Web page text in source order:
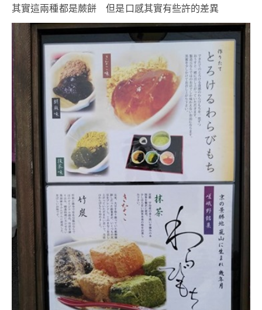
其實這兩種都是蕨餅 但是口感其實有些許的差異